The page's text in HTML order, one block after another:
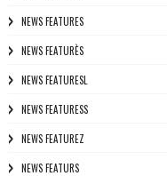
NEWS FEATURES
NEWS FEATURÈS
NEWS FEATURESL
NEWS FEATURESS
NEWS FEATUREZ
NEWS FEATURS